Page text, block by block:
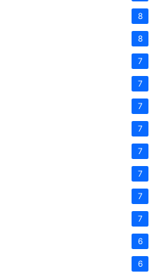
8
8
7
7
7
7
7
7
7
7
6
6